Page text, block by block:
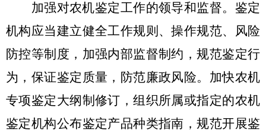
加强对农机鉴定工作的领导和监督。鉴定
机构应当建立健全工作规则、操作规范、风险
防控等制度，加强内部监督制约，规范鉴定行
为，保证鉴定质量，防范廉政风险。加快农机
专项鉴定大纲制修订，组织所属或指定的农机
鉴定机构公布鉴定产品种类指南，规范开展鉴